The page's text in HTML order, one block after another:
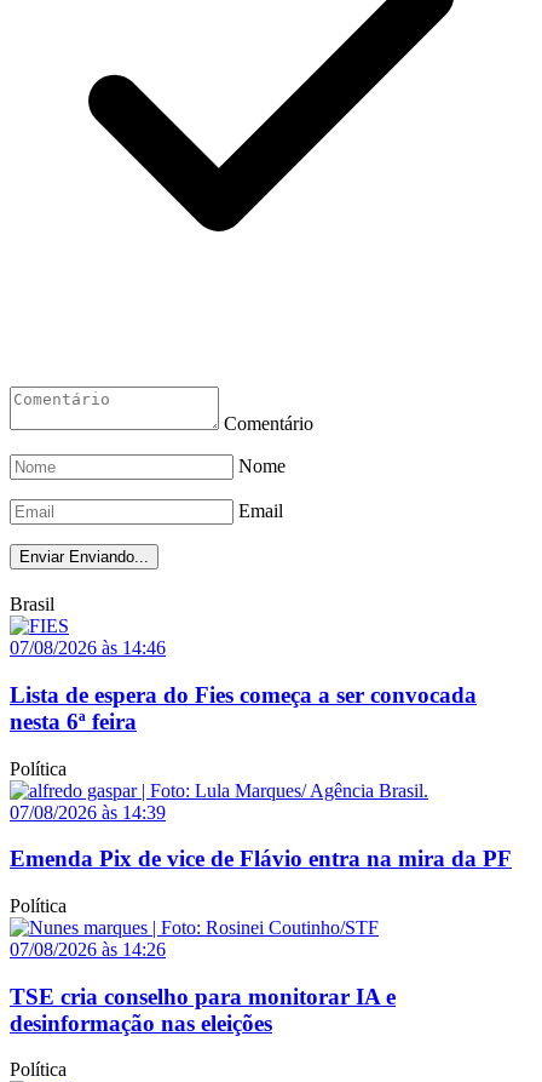
Comentário
Nome
Email
Enviar Enviando...
Brasil
07/08/2026 às 14:46
Lista de espera do Fies começa a ser convocada
nesta 6ª feira
Política
07/08/2026 às 14:39
Emenda Pix de vice de Flávio entra na mira da PF
Política
07/08/2026 às 14:26
TSE cria conselho para monitorar IA e
desinformação nas eleições
Política